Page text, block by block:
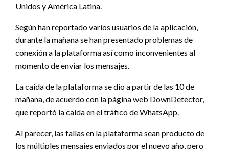
Unidos y América Latina.
Según han reportado varios usuarios de la aplicación,
durante la mañana se han presentado problemas de
conexión a la plataforma así como inconvenientes al
momento de enviar los mensajes.
La caída de la plataforma se dio a partir de las 10 de
mañana, de acuerdo con la página web DownDetector,
que reportó la caída en el tráfico de WhatsApp.
Al parecer, las fallas en la plataforma sean producto de
los múltiples mensajes enviados por el nuevo año, pero